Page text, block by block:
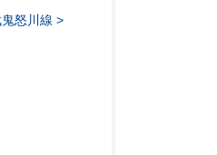
怒川線